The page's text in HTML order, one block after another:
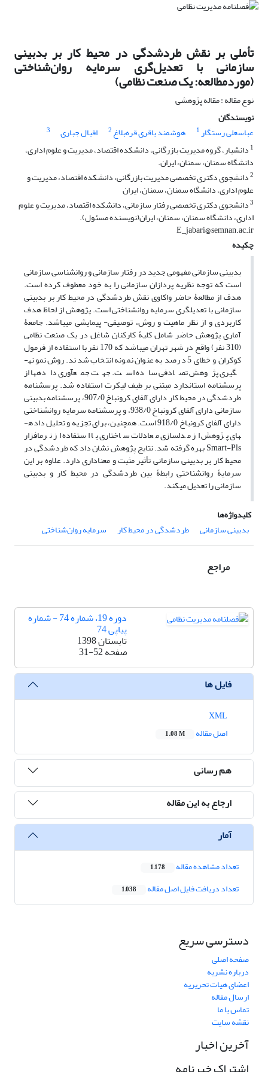
تأملی بر نقش طردشدگی در محیط کار بر بدبینی
سازمانی با تعدیل‌گری سرمایه روان‌شناختی
(موردمطالعه: یک صنعت نظامی)
نوع مقاله : مقاله پژوهشی
نویسندگان
عباسعلی رستگار1 هوشمند باقری قره‌بلاغ 2 اقبال جباری
3
1 دانشیار، گروه مدیریت بازرگانی، دانشکده اقتصاد، مدیریت و علوم اداری،
دانشگاه سمنان، سمنان، ایران.
2دانشجوی دکتری تخصصی مدیریت بازرگانی، دانشکده اقتصاد، مدیریت و
علوم اداری، دانشگاه سمنان، سمنان، ایران
3دانشجوی دکتری تخصصی رفتار سازمانی، دانشکده اقتصاد، مدیریت و علوم
اداری، دانشگاه سمنان، سمنان، ایران(نویسنده مسئول).
E_jabari@semnan.ac.ir
چکیده
بدبینی سازمانی مفهومی جدید در رفتار سازمانی و روان­شناسی سازمانی
است که توجه نظریه پردازان سازمانی را به خود معطوف کرده ­است.
هدف از مطالعۀ حاضر واکاوی نقش طردشدگی در محیط کار بر بدبینی
سازمانی با تعدیل­گری سرمایه روان­شناختی است. پژوهش از لحاظ هدف
کاربردی و از نظر ماهیت و روش، توصیفی- پیمایشی می­باشد. جامعۀ
آماری پژوهش حاضر شامل کلیۀ کارکنان شاغل در یک صنعت نظامی
(310 نفر) واقع در شهر تهران می­باشد که 170 نفر با استفاده از فرمول
کوکران و خطای 5 درصد به عنوان نمونه انتخاب شدند. روش نمونه­
گیری پژوهش تصادفی ساده است. جهت جمع­آوری داده­ها از
پرسشنامه­ استاندارد مبتنی بر طیف لیکرت استفاده شد. پرسشنامه
طردشدگی در محیط کار دارای آلفای کرونباخ 907/0، پرسشنامه بدبینی
سازمانی دارای آلفای کرونباخ 938/0، و پرسشنامه سرمایه روان­شناختی
دارای آلفای کرونباخ 918/0 است. همچنین، برای تجزیه و تحلیل داده­
های پژوهش از مدل­سازی معادلات ساختاری با استفاده از نرم­افزار
Smart-Pls بهره گرفته شد. نتایج پژوهش نشان داد که طرد­شدگی در
محیط کار بر بدبینی سازمانی تأثیر مثبت و معناداری دارد. علاوه بر این
سرمایۀ روان­شناختی رابطۀ بین طردشدگی در محیط کار و بدبینی
سازمانی را تعدیل می­کند.
کلیدواژه‌ها
بدبینی سازمانی
طردشدگی در محیط کار سرمایه روان‌شناختی
مراجع
دوره 19، شماره 74 - شماره
پیاپی 74
تابستان 1398
صفحه31-52
فایل ها
اصل مقاله
1.08 M
هم رسانی
ارجاع به این مقاله
آمار
تعداد مشاهده مقاله 1,178
تعداد دریافت فایل اصل مقاله 1,038
دسترسی سریع
صفحه اصلی
درباره نشریه
اعضای هیات تحریریه
ارسال مقاله
تماس با ما
نقشه سایت
آخرین اخبار